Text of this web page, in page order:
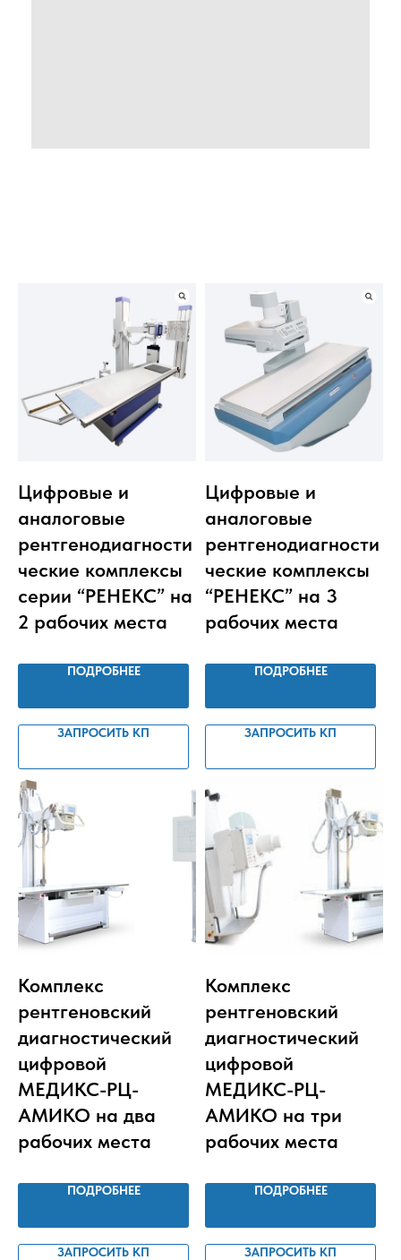
Цифровые и
аналоговые
рентгенодиагности
ческие комплексы
серии “РЕНЕКС” на
2 рабочих места
ПОДРОБНЕЕ
ЗАПРОСИТЬ КП
Цифровые и
аналоговые
рентгенодиагности
ческие комплексы
“РЕНЕКС” на 3
рабочих места
ПОДРОБНЕЕ
ЗАПРОСИТЬ КП
Комплекс
рентгеновский
диагностический
цифровой
МЕДИКС-РЦ-
АМИКО на два
рабочих места
ПОДРОБНЕЕ
ЗАПРОСИТЬ КП
Комплекс
рентгеновский
диагностический
цифровой
МЕДИКС-РЦ-
АМИКО на три
рабочих места
ПОДРОБНЕЕ
ЗАПРОСИТЬ КП